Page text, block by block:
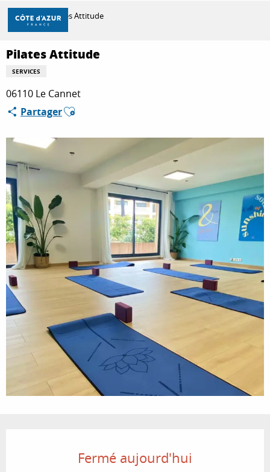
Aller
contenu
principal
DÉCOUVRIR
À FAIRE
SÉJOURNER
Accueil Pilates Attitude
Pilates Attitude
SERVICES
06110 Le Cannet
PartagerAjouter aux favoris
Fermé aujourd'hui